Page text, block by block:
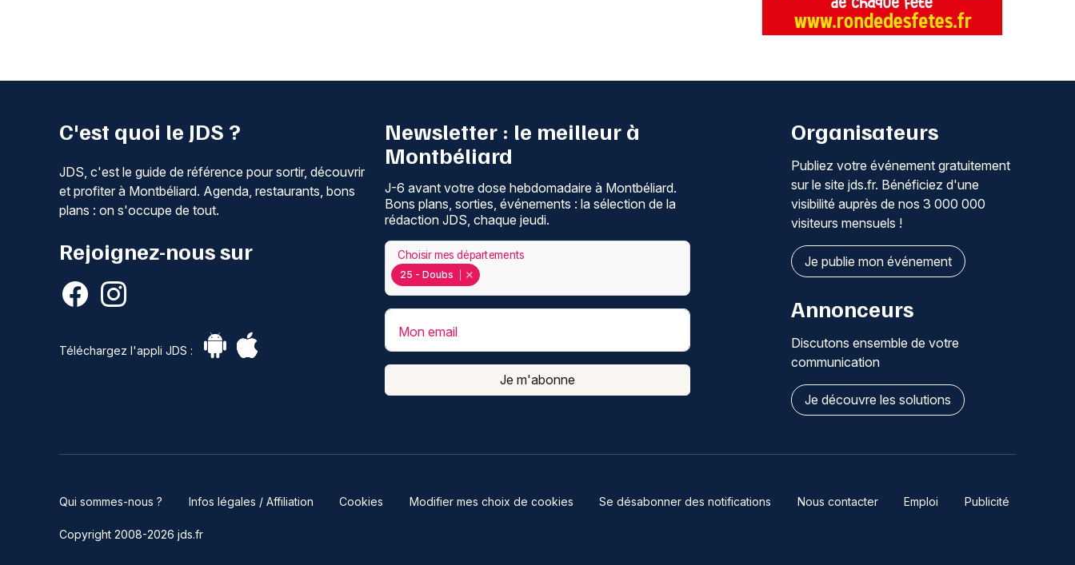
C'est quoi le JDS ?
JDS, c'est le guide de référence pour sortir, découvrir
et profiter à Montbéliard. Agenda, restaurants, bons
plans : on s'occupe de tout.
Rejoignez-nous sur
Téléchargez l'appli JDS :
Newsletter : le meilleur à
Montbéliard
J-6 avant votre dose hebdomadaire à Montbéliard.
Bons plans, sorties, événements : la sélection de la
rédaction JDS, chaque jeudi.
25 - Doubs
Choisir mes départements
Mon email
Je m'abonne
Organisateurs
Publiez votre événement gratuitement
sur le site jds.fr. Bénéficiez d'une
visibilité auprès de nos 3 000 000
visiteurs mensuels !
Je publie mon événement
Annonceurs
Discutons ensemble de votre
communication
Je découvre les solutions
Qui sommes-nous ? Infos légales / Affiliation Cookies Modifier mes choix de cookies Se désabonner des notifications Nous contacter Emploi Publicité
Copyright 2008-2026 jds.fr